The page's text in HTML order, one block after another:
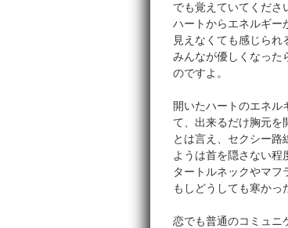
でも覚えていてくださ
ハートからエネルギ
見えなくても感じられ
みんなが優しくなった
のですよ。
開いたハートのエネル
て、出来るだけ胸元を
とは言え、セクシー路
ようは首を隠さない程
タートルネックやマフ
もしどうしても寒かっ
恋でも普通のコミュニ